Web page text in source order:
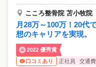
こころ整骨院 苫小牧院
月28万～100万！20代
想のキャリアを実現。
2022 優秀賞
口コミあり
正社員 交通